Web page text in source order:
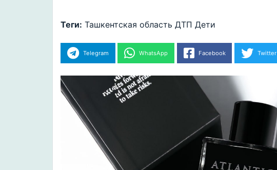
Теги: Ташкентская область ДТП Дети
Telegram WhatsApp Facebook Twitter